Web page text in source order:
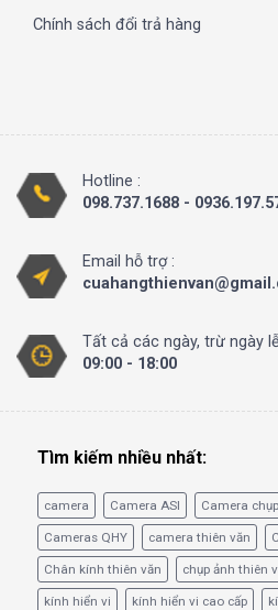
Chính sách đổi trả hàng
Hotline :
098.737.1688 -
Email hỗ trợ :
Tất cả các ngày, trừ ngày
09:00 - 18:00
Tìm kiếm nhiều nhất:
camera Camera ASI Camera
Cameras QHY camera thiên văn
Chân kính thiên văn chụp ảnh thiên
kính hiển vi kính hiển vi cao cấp